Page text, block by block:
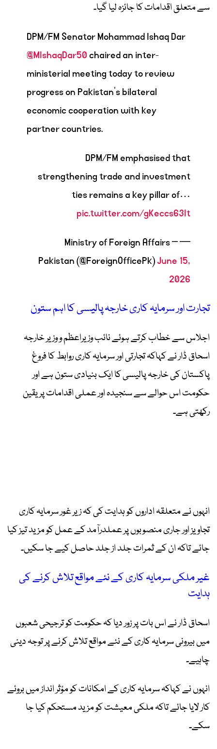
سے متعلق اقدامات کا جائزہ لیا گیا۔
DPM/FM Senator Mohammad Ishaq Dar
@MIshaqDar50chaired an inter-
ministerial meeting today to review
progress on Pakistan’s bilateral
economic cooperation with key
partner countries.
DPM/FM emphasised that
strengthening trade and investment
ties remains a key pillar of…
pic.twitter.com/gKeccs63It
— Ministry of Foreign Affairs –
Pakistan (@ForeignOfficePk)June 15,
2026
تجارت اور سرمایہ کاری خارجہ پالیسی کا اہم ستون
اجلاس سے خطاب کرتے ہوئے نائب وزیراعظم و وزیر خارجہ
اسحاق ڈار نے کہاکہ تجارتی اور سرمایہ کاری روابط کا فروغ
پاکستان کی خارجہ پالیسی کا ایک بنیادی ستون ہے اور
حکومت اس حوالے سے سنجیدہ اور عملی اقدامات پر یقین
رکھتی ہے۔
انہوں نے متعلقہ اداروں کو ہدایت کی کہ زیر غور سرمایہ کاری
تجاویز اور جاری منصوبوں پر عملدرآمد کے عمل کو مزید تیز کیا
جائے تاکہ ان کے ثمرات جلد از جلد حاصل کیے جا سکیں۔
غیر ملکی سرمایہ کاری کے نئے مواقع تلاش کرنے کی
ہدایت
اسحاق ڈار نے اس بات پر زور دیا کہ حکومت کو ترجیحی شعبوں
میں بیرونی سرمایہ کاری کے نئے مواقع تلاش کرنے پر توجہ دینی
چاہیے۔
انہوں نے کہاکہ سرمایہ کاری کے امکانات کو مؤثر انداز میں بروئے
کار لایا جائے تاکہ ملکی معیشت کو مزید مستحکم کیا جا
سکے۔